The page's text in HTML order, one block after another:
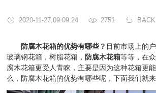
2020-11-27,09:09:24 2751 BACK
防腐木花箱的优势有哪些？ 目前市场上的
玻璃钢花箱，树脂花箱， 防腐木花箱等等，在
腐木花箱更受人青睐，主要是因为这种花箱更
么，防腐木花箱的优势有哪些呢，下面我们就来